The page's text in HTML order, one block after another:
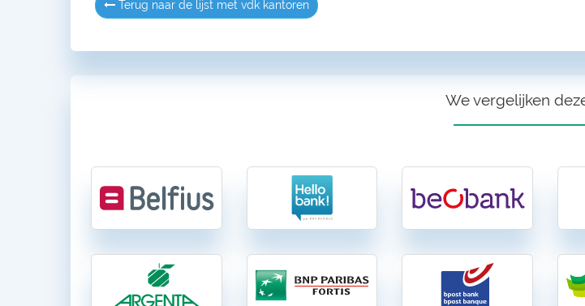
Terug naar de lijst met vdk kantoren
We vergelijken